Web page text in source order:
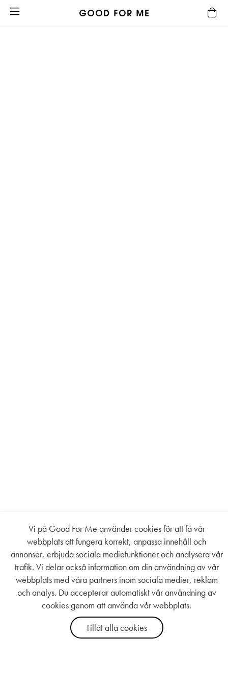
Vi på Good For Me använder cookies för att få vår
webbplats att fungera korrekt, anpassa innehåll och
annonser, erbjuda sociala mediefunktioner och analysera vår
trafik. Vi delar också information om din användning av vår
webbplats med våra partners inom sociala medier, reklam
och analys. Du accepterar automatiskt vår användning av
cookies genom att använda vår webbplats.
Tillåt alla cookies